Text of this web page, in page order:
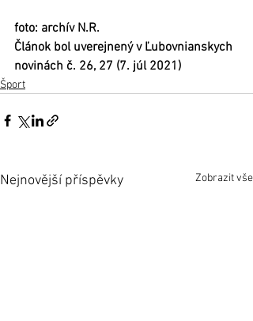
foto: archív N.R.
Článok bol uverejnený v Ľubovnianskych
novinách č. 26, 27 (7. júl 2021)
Šport
Nejnovější příspěvky Zobrazit vše